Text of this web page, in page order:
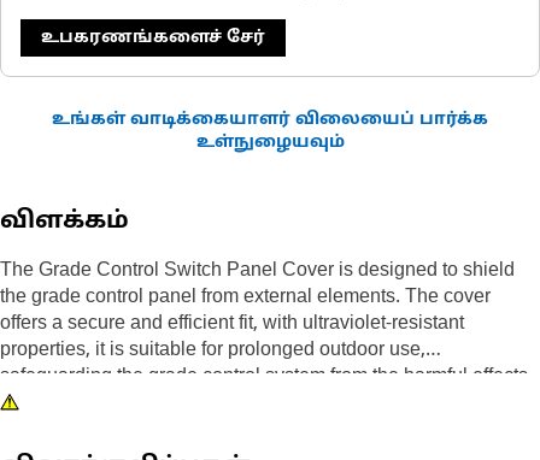
உபகரணங்களைச் சேர்
உங்கள் வாடிக்கையாளர் விலையைப் பார்க்க
உள்நுழையவும்
விளக்கம்
The Grade Control Switch Panel Cover is designed to shield
the grade control panel from external elements. The cover
offers a secure and efficient fit, with ultraviolet-resistant
properties, it is suitable for prolonged outdoor use,
safeguarding the grade control system from the harmful effects
of sunlight. Quick-release mechanisms facilitate easy access to